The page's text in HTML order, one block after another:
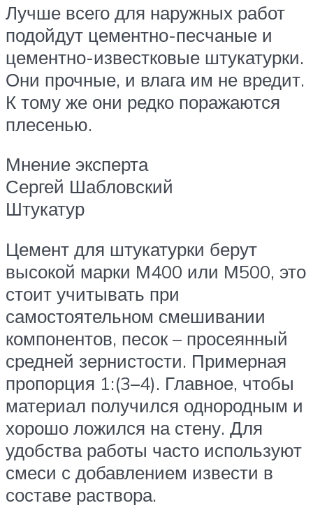
Лучше всего для наружных работ
подойдут цементно-песчаные и
цементно-известковые штукатурки.
Они прочные, и влага им не вредит.
К тому же они редко поражаются
плесенью.
Мнение эксперта
Сергей Шабловский
Штукатур
Цемент для штукатурки берут
высокой марки М400 или М500, это
стоит учитывать при
самостоятельном смешивании
компонентов, песок – просеянный
средней зернистости. Примерная
пропорция 1:(3–4). Главное, чтобы
материал получился однородным и
хорошо ложился на стену. Для
удобства работы часто используют
смеси с добавлением извести в
составе раствора.